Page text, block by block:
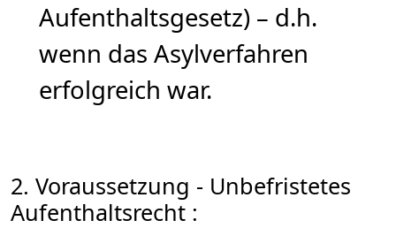
Aufenthaltsgesetz) – d.h.
wenn das Asylverfahren
erfolgreich war.
2. Voraussetzung - Unbefristetes
Aufenthaltsrecht :